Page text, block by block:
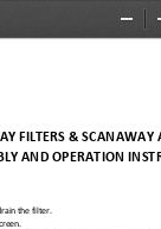
Global
English